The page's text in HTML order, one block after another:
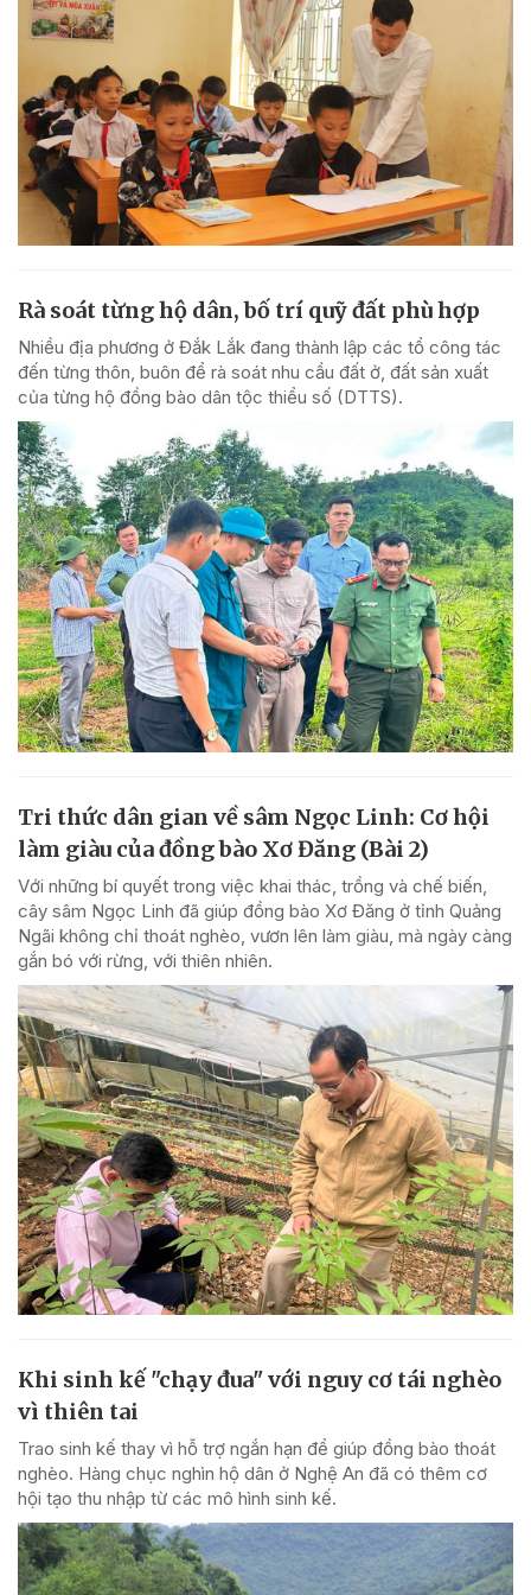
Rà soát từng hộ dân, bố trí quỹ đất phù hợp
Nhiều địa phương ở Đắk Lắk đang thành lập các tổ công tác
đến từng thôn, buôn để rà soát nhu cầu đất ở, đất sản xuất
của từng hộ đồng bào dân tộc thiểu số (DTTS).
Tri thức dân gian về sâm Ngọc Linh: Cơ hội
làm giàu của đồng bào Xơ Đăng (Bài 2)
Với những bí quyết trong việc khai thác, trồng và chế biến,
cây sâm Ngọc Linh đã giúp đồng bào Xơ Đăng ở tỉnh Quảng
Ngãi không chỉ thoát nghèo, vươn lên làm giàu, mà ngày càng
gắn bó với rừng, với thiên nhiên.
Khi sinh kế "chạy đua" với nguy cơ tái nghèo
vì thiên tai
Trao sinh kế thay vì hỗ trợ ngắn hạn để giúp đồng bào thoát
nghèo. Hàng chục nghìn hộ dân ở Nghệ An đã có thêm cơ
hội tạo thu nhập từ các mô hình sinh kế.